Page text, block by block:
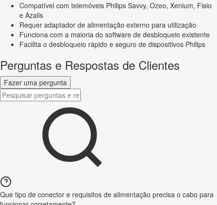
Compatível com telemóveis Philips Savvy, Ozeo, Xenium, Fisio
e Azalis
Requer adaptador de alimentação externo para utilização
Funciona com a maioria do software de desbloqueio existente
Facilita o desbloqueio rápido e seguro de dispositivos Philips
Perguntas e Respostas de Clientes
Fazer uma pergunta
Que tipo de conector e requisitos de alimentação precisa o cabo para